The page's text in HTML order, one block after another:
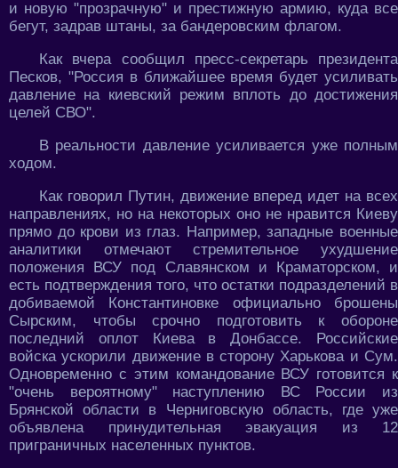
и новую "прозрачную" и престижную армию, куда все
бегут, задрав штаны, за бандеровским флагом.
Как вчера сообщил пресс-секретарь президента
Песков, "Россия в ближайшее время будет усиливать
давление на киевский режим вплоть до достижения
целей СВО".
В реальности давление усиливается уже полным
ходом.
Как говорил Путин, движение вперед идет на всех
направлениях, но на некоторых оно не нравится Киеву
прямо до крови из глаз. Например, западные военные
аналитики отмечают стремительное ухудшение
положения ВСУ под Славянском и Краматорском, и
есть подтверждения того, что остатки подразделений в
добиваемой Константиновке официально брошены
Сырским, чтобы срочно подготовить к обороне
последний оплот Киева в Донбассе. Российские
войска ускорили движение в сторону Харькова и Сум.
Одновременно с этим командование ВСУ готовится к
"очень вероятному" наступлению ВС России из
Брянской области в Черниговскую область, где уже
объявлена принудительная эвакуация из 12
приграничных населенных пунктов.